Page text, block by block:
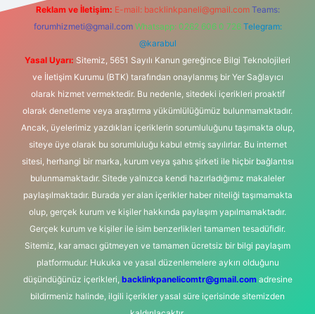
Reklam ve İletişim: E-mail: backlinkpaneli@gmail.com Teams:
forumhizmeti@gmail.com Whatsapp: 0262 606 0 726 Telegram:
@karabul
Yasal Uyarı: Sitemiz, 5651 Sayılı Kanun gereğince Bilgi Teknolojileri
ve İletişim Kurumu (BTK) tarafından onaylanmış bir Yer Sağlayıcı
olarak hizmet vermektedir. Bu nedenle, sitedeki içerikleri proaktif
olarak denetleme veya araştırma yükümlülüğümüz bulunmamaktadır.
Ancak, üyelerimiz yazdıkları içeriklerin sorumluluğunu taşımakta olup,
siteye üye olarak bu sorumluluğu kabul etmiş sayılırlar. Bu internet
sitesi, herhangi bir marka, kurum veya şahıs şirketi ile hiçbir bağlantısı
bulunmamaktadır. Sitede yalnızca kendi hazırladığımız makaleler
paylaşılmaktadır. Burada yer alan içerikler haber niteliği taşımamakta
olup, gerçek kurum ve kişiler hakkında paylaşım yapılmamaktadır.
Gerçek kurum ve kişiler ile isim benzerlikleri tamamen tesadüfidir.
Sitemiz, kar amacı gütmeyen ve tamamen ücretsiz bir bilgi paylaşım
platformudur. Hukuka ve yasal düzenlemelere aykırı olduğunu
düşündüğünüz içerikleri, backlinkpanelicomtr@gmail.comadresine
bildirmeniz halinde, ilgili içerikler yasal süre içerisinde sitemizden